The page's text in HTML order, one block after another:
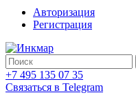
Авторизация
Регистрация
+7 495 135 07 35
Связаться в Telegram